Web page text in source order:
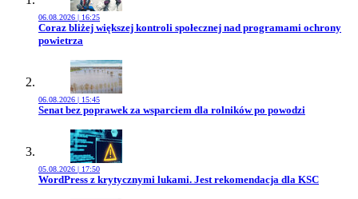
06.08.2026 | 16:25
Przejdź do artykułu:
Coraz bliżej większej kontroli społecznej nad programami ochrony
powietrza
06.08.2026 | 15:45
Przejdź do artykułu:
Senat bez poprawek za wsparciem dla rolników po powodzi
05.08.2026 | 17:50
Przejdź do artykułu:
WordPress z krytycznymi lukami. Jest rekomendacja dla KSC